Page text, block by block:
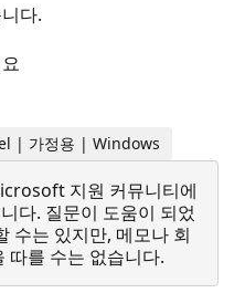
다.
| 가정용 | Windows
지원 커뮤니티에
다. 질문이 도움이 되었
수는 있지만, 메모나 회
따를 수는 없습니다.